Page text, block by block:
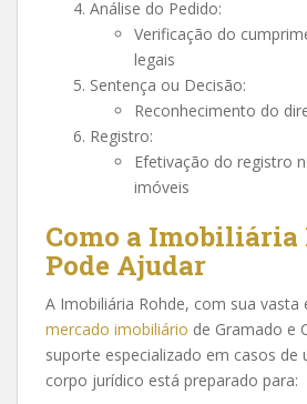
Análise do Pedido:
Verificação do
legais
Sentença ou Decisão:
Reconhecimento do
Registro:
Efetivação do registro
imóveis
Como a Imobiliária
Pode Ajudar
A Imobiliária Rohde, com sua vasta
mercado imobiliário de Gramado e
suporte especializado em casos de
corpo jurídico está preparado para: